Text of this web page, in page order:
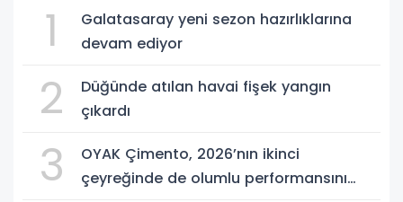
1
Galatasaray yeni sezon hazırlıklarına
devam ediyor
2
Düğünde atılan havai fişek yangın
çıkardı
3
OYAK Çimento, 2026’nın ikinci
çeyreğinde de olumlu performansını